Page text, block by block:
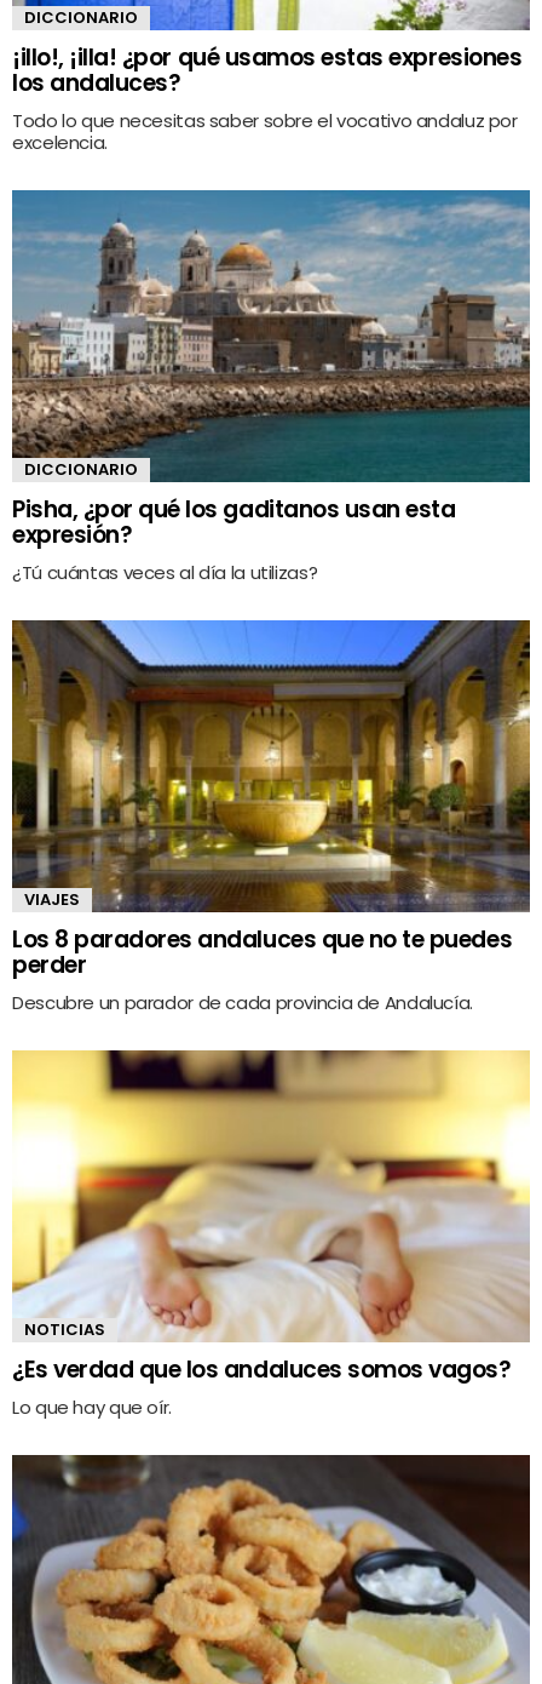
DICCIONARIO
¡illo!, ¡illa! ¿por qué usamos estas expresiones
los andaluces?
Todo lo que necesitas saber sobre el vocativo andaluz por
excelencia.
DICCIONARIO
Pisha, ¿por qué los gaditanos usan esta
expresión?
¿Tú cuántas veces al día la utilizas?
VIAJES
Los 8 paradores andaluces que no te puedes
perder
Descubre un parador de cada provincia de Andalucía.
NOTICIAS
¿Es verdad que los andaluces somos vagos?
Lo que hay que oír.